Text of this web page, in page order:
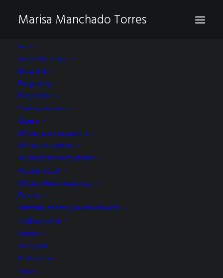
Marisa Manchado Torres
Inicio
Marisa Manchado
Biografía
Biography
Biographie
Catálogo de obras
Ópera
Música para orquesta
Música de cámara
Música para voz y piano
Música vocal
Música electroacústica
Danza
Sintonía, teatro y audiovisuales
Vídeos y cine
Noticias
Discografía
Publicaciones
Videos
Day: marzo 27, 2019